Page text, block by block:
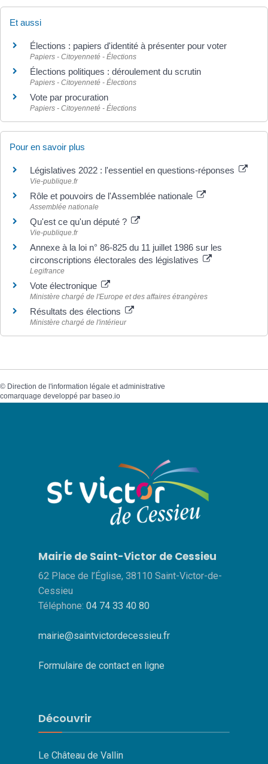
Et aussi
Élections : papiers d'identité à présenter pour voter
Papiers - Citoyenneté - Élections
Élections politiques : déroulement du scrutin
Papiers - Citoyenneté - Élections
Vote par procuration
Papiers - Citoyenneté - Élections
Pour en savoir plus
Législatives 2022 : l'essentiel en questions-réponses
Vie-publique.fr
Rôle et pouvoirs de l'Assemblée nationale
Assemblée nationale
Qu'est ce qu'un député ?
Vie-publique.fr
Annexe à la loi n° 86-825 du 11 juillet 1986 sur les
circonscriptions électorales des législatives
Legifrance
Vote électronique
Ministère chargé de l'Europe et des affaires étrangères
Résultats des élections
Ministère chargé de l'intérieur
© Direction de l'information légale et administrative
comarquage developpé par baseo.io
Mairie de Saint-Victor de Cessieu
62 Place de l’Église, 38110 Saint-Victor-de-
Cessieu
Téléphone: 04 74 33 40 80
mairie@saintvictordecessieu.fr
Formulaire de contact en ligne
Découvrir
Le Château de Vallin